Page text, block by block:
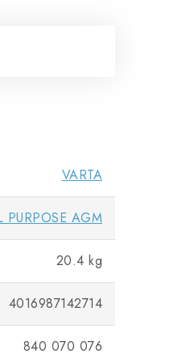
VARTA
PURPOSE AGM
20.4 kg
4016987142714
840 070 076